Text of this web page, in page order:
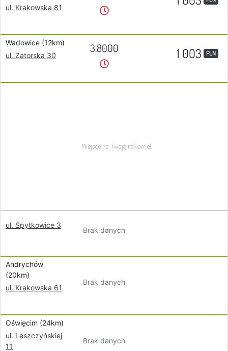
ul. Krakowska 81
Wadowice (12km)
ul. Zatorska 30
3.8000 1 003 PLN
ul. Spytkowice 3
Brak danych
Andrychów
(20km)
ul. Krakowska 61
Brak danych
Oświęcim (24km)
ul. Leszczyńskiej
11
Brak danych